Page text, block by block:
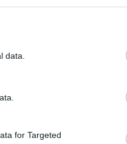
data.
for Targeted
dirbančiųjų
00:02:08